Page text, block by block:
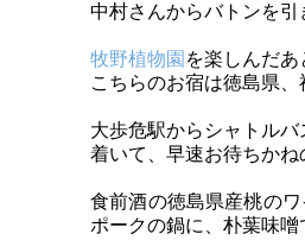
中村さんからバトンを
牧野植物園 を楽しんだ
こちらのお宿は徳島県
大歩危駅からシャトル
着いて、早速お待ちかね
食前酒の徳島県産桃の
ポークの鍋に、朴葉味